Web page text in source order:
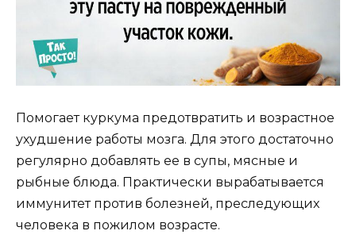
Помогает куркума предотвратить и возрастное
ухудшение работы мозга. Для этого достаточно
регулярно добавлять ее в супы, мясные и
рыбные блюда. Практически вырабатывается
иммунитет против болезней, преследующих
человека в пожилом возрасте.